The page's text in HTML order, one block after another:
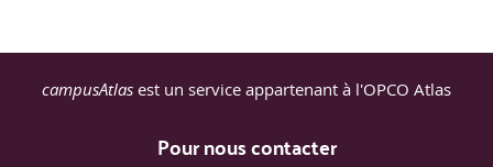
campusAtlas est un service appartenant à l'OPCO Atlas
Pour nous contacter